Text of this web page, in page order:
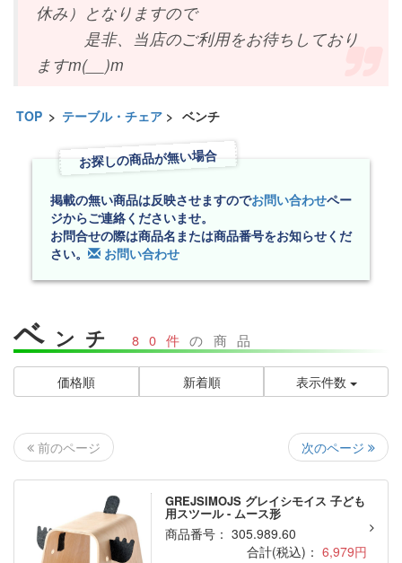
休み）となりますので
是非、当店のご利用をお待ちしており
ますm(__)m
TOP > テーブル・チェア > ベンチ
お探しの商品が無い場合
掲載の無い商品は反映させますのでお問い合わせペー
ジからご連絡くださいませ。
お問合せの際は商品名または商品番号をお知らせくだ
さい。
お問い合わせ
ベ ンチ 80件の商品
価格順 新着順 表示件数
前のページ 次のページ
GREJSIMOJS グレイシモイス 子ども
用スツール - ムース形
商品番号： 305.989.60
合計(税込)： 6,979円